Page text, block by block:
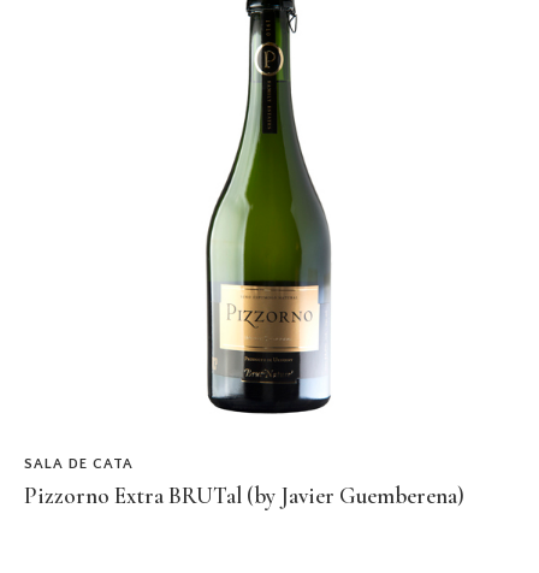
SALA DE CATA
Pizzorno Extra BRUTal (by Javier Guemberena)